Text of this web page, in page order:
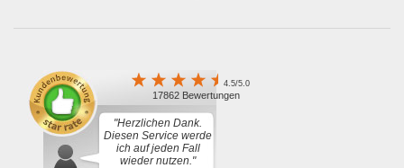
4.5/5.0
17862 Bewertungen
"Herzlichen Dank.
Diesen Service werde
ich auf jeden Fall
wieder nutzen."